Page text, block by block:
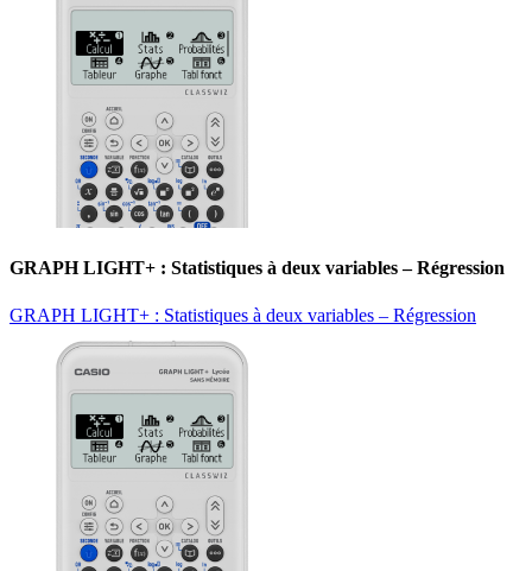
GRAPH LIGHT+ : Statistiques à deux variables – Régression
GRAPH LIGHT+ : Statistiques à deux variables – Régression